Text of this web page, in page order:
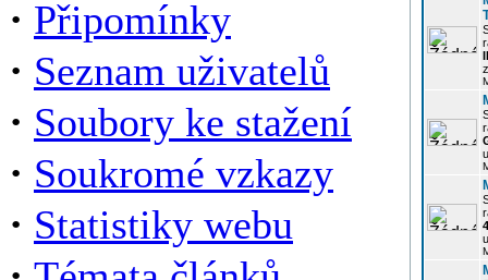
· Připomínky
· Seznam uživatelů
· Soubory ke stažení
· Soukromé vzkazy
· Statistiky webu